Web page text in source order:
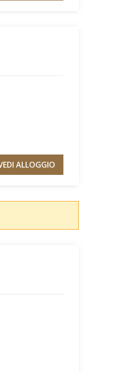
ALLOGGIO